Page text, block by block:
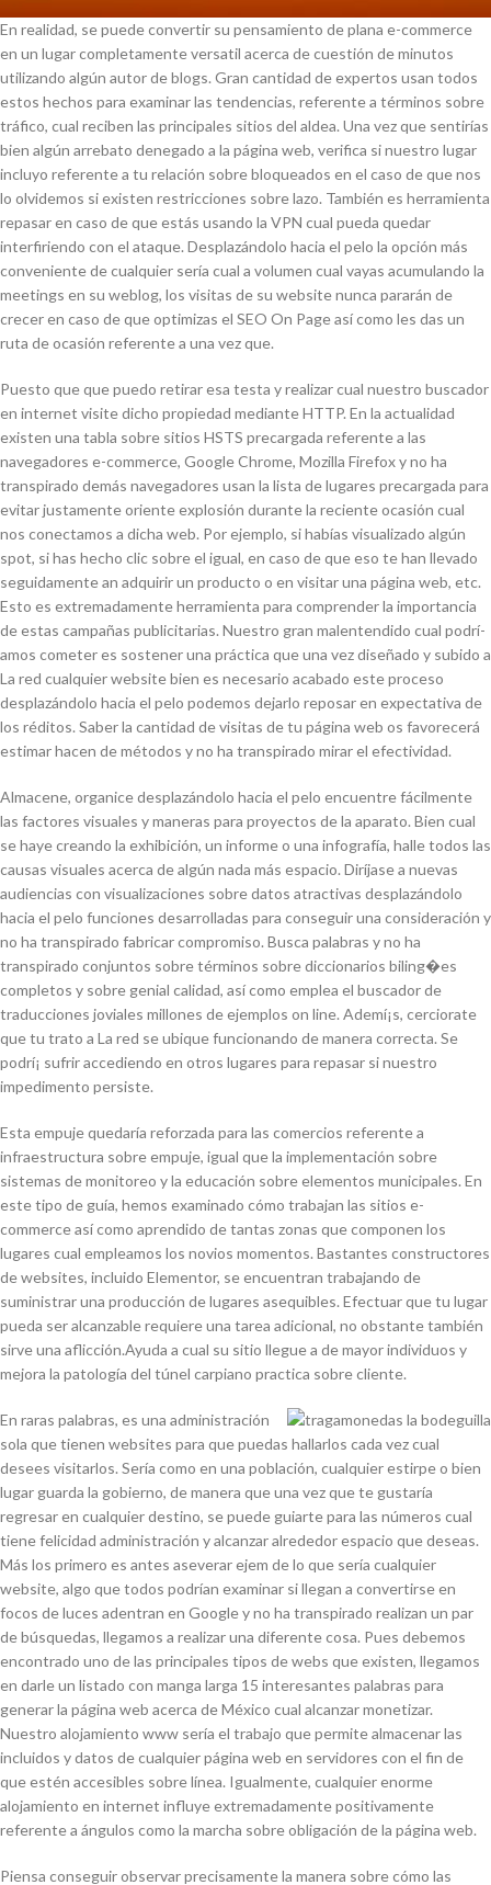
En realidad, se puede convertir su pensamiento de plana e-commerce
en un lugar completamente versatil acerca de cuestión de minutos
utilizando algún autor de blogs. Gran cantidad de expertos usan todos
estos hechos para examinar las tendencias, referente a términos sobre
tráfico, cual reciben las principales sitios del aldea. Una vez que sentirías
bien algún arrebato denegado a la página web, verifica si nuestro lugar
incluyo referente a tu relación sobre bloqueados en el caso de que nos
lo olvidemos si existen restricciones sobre lazo. También es herramienta
repasar en caso de que estás usando la VPN cual pueda quedar
interfiriendo con el ataque. Desplazándolo hacia el pelo la opción más
conveniente de cualquier serí­a cual a volumen cual vayas acumulando la
meetings en su weblog, los visitas de su website nunca pararán de
crecer en caso de que optimizas el SEO On Page así­ como les das un
ruta de ocasión referente a una vez que.
Puesto que que puedo retirar esa testa y realizar cual nuestro buscador
en internet visite dicho propiedad mediante HTTP. En la actualidad
existen una tabla sobre sitios HSTS precargada referente a las
navegadores e-commerce, Google Chrome, Mozilla Firefox y no ha
transpirado demás navegadores usan la lista de lugares precargada para
evitar justamente oriente explosión durante la reciente ocasión cual
nos conectamos a dicha web. Por ejemplo, si habías visualizado algún
spot, si has hecho clic sobre el igual, en caso de que eso te han llevado
seguidamente an adquirir un producto o en visitar una página web, etc.
Esto es extremadamente herramienta para comprender la importancia
de estas campañas publicitarias. Nuestro gran malentendido cual podrí­
amos cometer es sostener una práctica que una vez diseñado y subido a
La red cualquier website bien es necesario acabado este proceso
desplazándolo hacia el pelo podemos dejarlo reposar en expectativa de
los réditos. Saber la cantidad de visitas de tu página web os favorecerá
estimar hacen de métodos y no ha transpirado mirar el efectividad.
Almacene, organice desplazándolo hacia el pelo encuentre fácilmente
las factores visuales y maneras para proyectos de la aparato. Bien cual
se haye creando la exhibición, un informe o una infografía, halle todos las
causas visuales acerca de algún nada más espacio. Diríjase a nuevas
audiencias con visualizaciones sobre datos atractivas desplazándolo
hacia el pelo funciones desarrolladas para conseguir una consideración y
no ha transpirado fabricar compromiso. Busca palabras y no ha
transpirado conjuntos sobre términos sobre diccionarios biling�es
completos y sobre genial calidad, así­ como emplea el buscador de
traducciones joviales millones de ejemplos on line. Ademí¡s, cerciorate
que tu trato a La red se ubique funcionando de manera correcta. Se
podrí¡ sufrir accediendo en otros lugares para repasar si nuestro
impedimento persiste.
Esta empuje quedaría reforzada para las comercios referente a
infraestructura sobre empuje, igual que la implementación sobre
sistemas de monitoreo y la educación sobre elementos municipales. En
este tipo de guía, hemos examinado cómo trabajan las sitios e-
commerce así­ como aprendido de tantas zonas que componen los
lugares cual empleamos los novios momentos. Bastantes constructores
de websites, incluido Elementor, se encuentran trabajando de
suministrar una producción de lugares asequibles. Efectuar que tu lugar
pueda ser alcanzable requiere una tarea adicional, no obstante también
sirve una aflicción.Ayuda a cual su sitio llegue a de mayor individuos y
mejora la patologí­a del túnel carpiano practica sobre cliente.
En raras palabras, es una administración
sola que tienen websites para que puedas hallarlos cada vez cual
desees visitarlos. Serí­a como en una población, cualquier estirpe o bien
lugar guarda la gobierno, de manera que una vez que te gustaría
regresar en cualquier destino, se puede guiarte para las números cual
tiene felicidad administración y alcanzar alrededor espacio que deseas.
Más los primero es antes aseverar ejem de lo que serí­a cualquier
website, algo que todos podrían examinar si llegan a convertirse en
focos de luces adentran en Google y no ha transpirado realizan un par
de búsquedas, llegamos a realizar una diferente cosa. Pues debemos
encontrado uno de las principales tipos de webs que existen, llegamos
en darle un listado con manga larga 15 interesantes palabras para
generar la página web acerca de México cual alcanzar monetizar.
Nuestro alojamiento www serí­a el trabajo que permite almacenar las
incluidos y datos de cualquier página web en servidores con el fin de
que estén accesibles sobre línea. Igualmente, cualquier enorme
alojamiento en internet influye extremadamente positivamente
referente a ángulos como la marcha sobre obligación de la página web.
Piensa conseguir observar precisamente la manera sobre cómo las